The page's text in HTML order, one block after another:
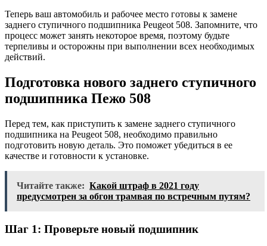
Теперь ваш автомобиль и рабочее место готовы к замене
заднего ступичного подшипника Peugeot 508. Запомните, что
процесс может занять некоторое время, поэтому будьте
терпеливы и осторожны при выполнении всех необходимых
действий.
Подготовка нового заднего ступичного
подшипника Пежо 508
Перед тем, как приступить к замене заднего ступичного
подшипника на Peugeot 508, необходимо правильно
подготовить новую деталь. Это поможет убедиться в ее
качестве и готовности к установке.
Читайте также: Какой штраф в 2021 году
предусмотрен за обгон трамвая по встречным путям?
Шаг 1: Проверьте новый подшипник